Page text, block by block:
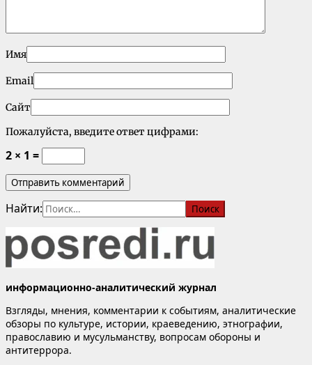
Имя
Email
Сайт
Пожалуйста, введите ответ цифрами:
2 × 1 =
Найти:
информационно-аналитический журнал
Взгляды, мнения, комментарии к событиям, аналитические
обзоры по культуре, истории, краеведению, этнографии,
православию и мусульманству, вопросам обороны и
антитеррора.